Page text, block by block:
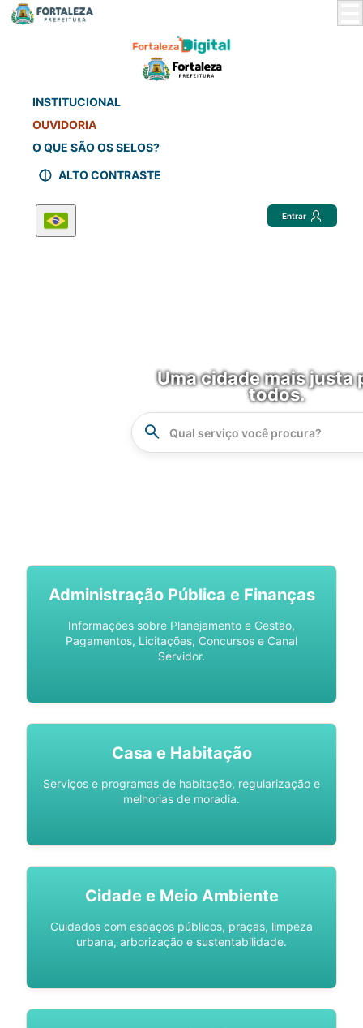
INSTITUCIONAL
OUVIDORIA
O QUE SÃO OS SELOS?
ALTO CONTRASTE
Entrar
Uma cidade mais justa
todos.
Administração Pública e Finanças
Informações sobre Planejamento e Gestão,
Pagamentos, Licitações, Concursos e Canal
Servidor.
Casa e Habitação
Serviços e programas de habitação, regularização e
melhorias de moradia.
Cidade e Meio Ambiente
Cuidados com espaços públicos, praças, limpeza
urbana, arborização e sustentabilidade.